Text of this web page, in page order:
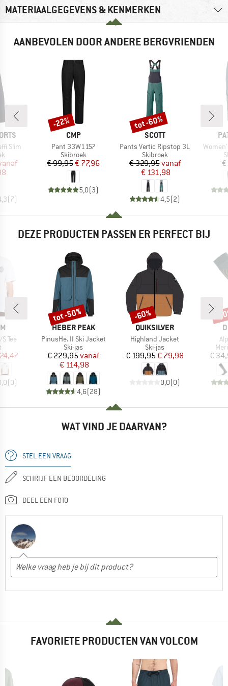
MATERIAALGEGEVENS & KENMERKEN
AANBEVOLEN DOOR ANDERE BERGVRIENDEN
Slim
prijs
(7)
MERK
CMP
Artikel
Pant 33W1157
Productgroep
Skibroek
Prijs
€ 99,95Verlaagde prijs
€ 77,96
5,0(3)
Korting
-22%
MERK
SCOTT
Artikel
Pants Vertic Ripstop 3L
Productgroep
Skibroek
Prijs
€ 329,95Verlaagde prijs
vanaf
€ 131,98
4,5(2)
Korting
tot -60%
Artikel
€
DEZE PRODUCTEN PASSEN ER PERFECT BIJ
Tee
prijs
(0)
MERK
HEBER PEAK
Artikel
PinusHe. II Ski Jacket
Productgroep
Ski-jas
Prijs
€ 229,95Verlaagde prijs
vanaf
€ 114,98
4,6(28)
Korting
tot -50%
MERK
QUIKSILVER
Artikel
Highland Jacket
Productgroep
Ski-jas
Prijs
€ 199,95Verlaagde prijs
€ 79,98
0,0(0)
Korting
-60%
€
-
WAT VIND JE DAARVAN?
STEL EEN VRAAG
SCHRIJF EEN BEOORDELING
DEEL EEN FOTO
FAVORIETE PRODUCTEN VAN VOLCOM